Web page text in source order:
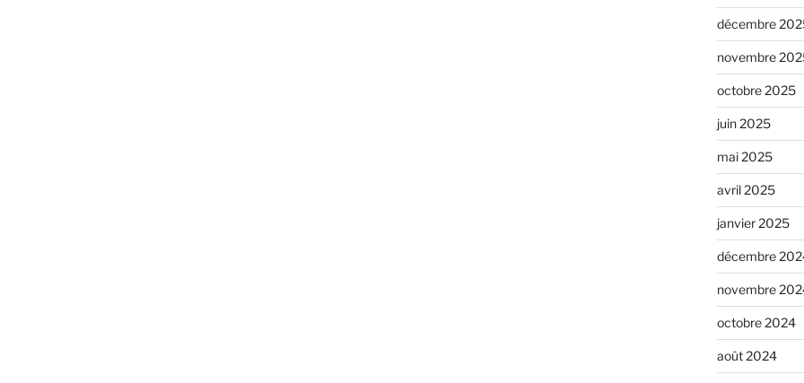
décembre
novembre
octobre 2025
juin 2025
mai 2025
avril 2025
janvier 2025
décembre
novembre
octobre 2024
août 2024